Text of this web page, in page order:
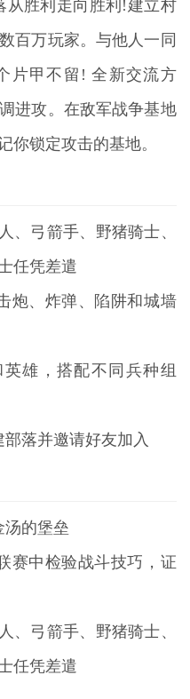
从胜利走向胜利!建立村
百万玩家。与他人一同
片甲不留! 全新交流方
进攻。在敌军战争基地
你锁定攻击的基地。
、弓箭手、野猪骑士、
任凭差遣
炮、炸弹、陷阱和城墙
雄，搭配不同兵种组
落并邀请好友加入
汤的堡垒
赛中检验战斗技巧，证
、弓箭手、野猪骑士、
任凭差遣